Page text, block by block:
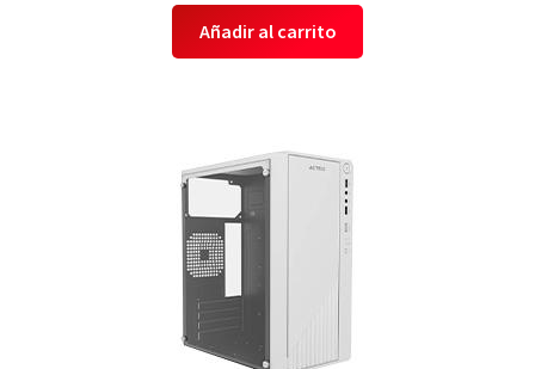
Añadir al carrito